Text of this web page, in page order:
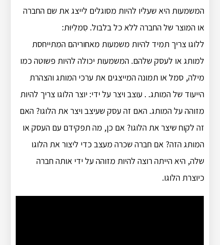
המשמעות היא שעליו להיות מסוגלים לייצג את שם החברה
או המוצר של החברה ללא כל בלבול. סִמלִיוּת:
ללוגו צריך תמיד להיות משמעות מאחוריהם המתייחסת
למותג או לעסק שלהם. המשמעות יכולה להיות פשוטה כמו
מילה, סמל או תמונה המייצגים את ערכי המותג והצהרת
הייעוד של המותג. . עוצב ויצר על ידי: יוצר הלוגו צריך להיות
מזוהה על המותג. האם זה עסק שעיצב ויצר את הלוגו? האם
זה לקוח שיצר את הלוגו? אם כן, מה תפקידם עם העסק או
המותג הזה? אם חברה שכרה מעצב כדי ליצור את הלוגו
שלה, היא הייתה רוצה להיות מזוהה על ידי אותה חברה
כיוצרת הלוגו.